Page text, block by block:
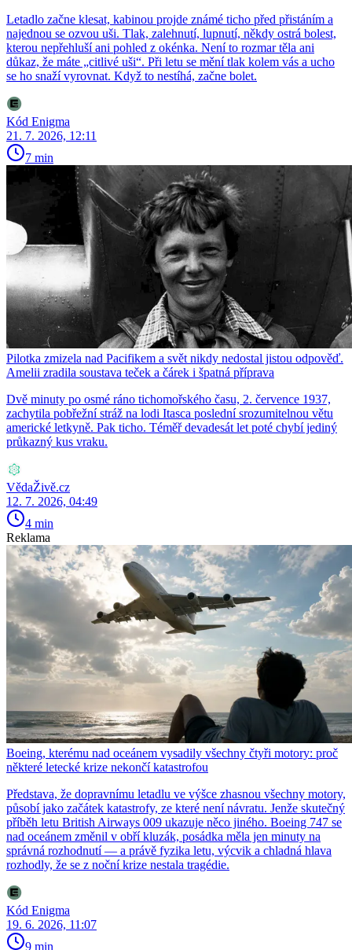
Letadlo začne klesat, kabinou projde známé ticho před přistáním a
najednou se ozvou uši. Tlak, zalehnutí, lupnutí, někdy ostrá bolest,
kterou nepřehluší ani pohled z okénka. Není to rozmar těla ani
důkaz, že máte „citlivé uši“. Při letu se mění tlak kolem vás a ucho
se ho snaží vyrovnat. Když to nestíhá, začne bolet.
Kód Enigma
21. 7. 2026, 12:11
7 min
Pilotka zmizela nad Pacifikem a svět nikdy nedostal jistou odpověď.
Amelii zradila soustava teček a čárek i špatná příprava
Dvě minuty po osmé ráno tichomořského času, 2. července 1937,
zachytila pobřežní stráž na lodi Itasca poslední srozumitelnou větu
americké letkyně. Pak ticho. Téměř devadesát let poté chybí jediný
průkazný kus vraku.
VědaŽivě.cz
12. 7. 2026, 04:49
4 min
Reklama
Boeing, kterému nad oceánem vysadily všechny čtyři motory: proč
některé letecké krize nekončí katastrofou
Představa, že dopravnímu letadlu ve výšce zhasnou všechny motory,
působí jako začátek katastrofy, ze které není návratu. Jenže skutečný
příběh letu British Airways 009 ukazuje něco jiného. Boeing 747 se
nad oceánem změnil v obří kluzák, posádka měla jen minuty na
správná rozhodnutí — a právě fyzika letu, výcvik a chladná hlava
rozhodly, že se z noční krize nestala tragédie.
Kód Enigma
19. 6. 2026, 11:07
9 min